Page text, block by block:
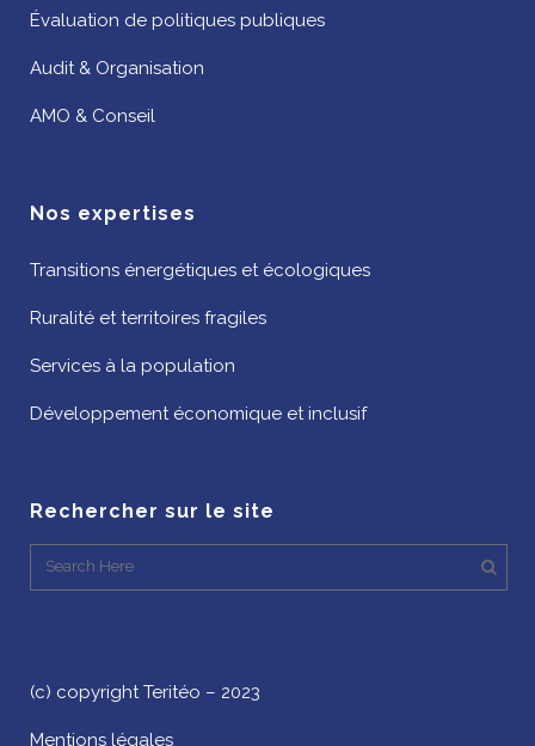
Évaluation de politiques publiques
Audit & Organisation
AMO & Conseil
Nos expertises
Transitions énergétiques et écologiques
Ruralité et territoires fragiles
Services à la population
Développement économique et inclusif
Rechercher sur le site
(c) copyright Teritéo – 2023
Mentions légales